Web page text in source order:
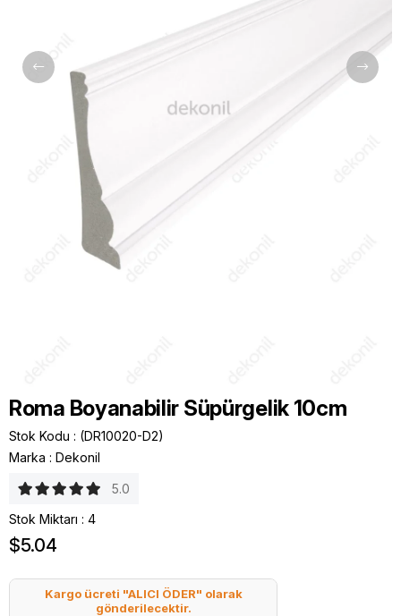
Roma Boyanabilir Süpürgelik 10cm
Stok Kodu
(DR10020-D2)
Marka : Dekonil
5.0
Stok Miktarı : 4
$5.04
Kargo ücreti "ALICI ÖDER" olarak
gönderilecektir.